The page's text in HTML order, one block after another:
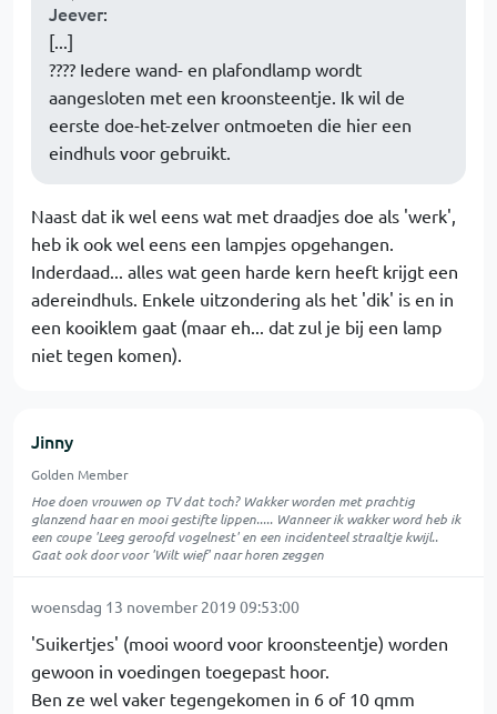
Jeever:
[...]
???? Iedere wand- en plafondlamp wordt
aangesloten met een kroonsteentje. Ik wil de
eerste doe-het-zelver ontmoeten die hier een
eindhuls voor gebruikt.
Naast dat ik wel eens wat met draadjes doe als 'werk',
heb ik ook wel eens een lampjes opgehangen.
Inderdaad... alles wat geen harde kern heeft krijgt een
adereindhuls. Enkele uitzondering als het 'dik' is en in
een kooiklem gaat (maar eh... dat zul je bij een lamp
niet tegen komen).
Jinny
Golden Member
Hoe doen vrouwen op TV dat toch? Wakker worden met prachtig
glanzend haar en mooi gestifte lippen..... Wanneer ik wakker word heb ik
een coupe 'Leeg geroofd vogelnest' en een incidenteel straaltje kwijl..
Gaat ook door voor 'Wilt wief' naar horen zeggen
woensdag 13 november 2019 09:53:00
'Suikertjes' (mooi woord voor kroonsteentje) worden
gewoon in voedingen toegepast hoor.
Ben ze wel vaker tegengekomen in 6 of 10 qmm